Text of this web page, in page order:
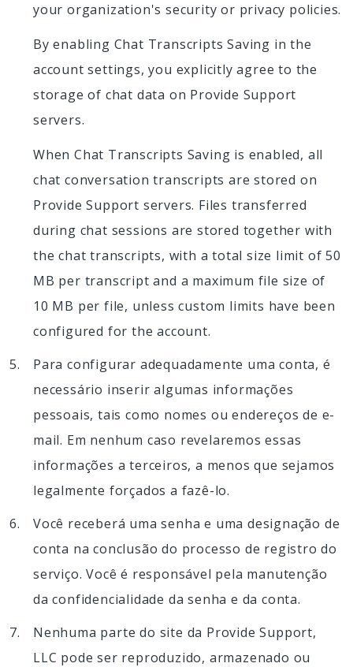
your organization's security or privacy policies.
By enabling Chat Transcripts Saving in the
account settings, you explicitly agree to the
storage of chat data on Provide Support
servers.
When Chat Transcripts Saving is enabled, all
chat conversation transcripts are stored on
Provide Support servers. Files transferred
during chat sessions are stored together with
the chat transcripts, with a total size limit of 50
MB per transcript and a maximum file size of
10 MB per file, unless custom limits have been
configured for the account.
Para configurar adequadamente uma conta, é
necessário inserir algumas informações
pessoais, tais como nomes ou endereços de e-
mail. Em nenhum caso revelaremos essas
informações a terceiros, a menos que sejamos
legalmente forçados a fazê-lo.
Você receberá uma senha e uma designação de
conta na conclusão do processo de registro do
serviço. Você é responsável pela manutenção
da confidencialidade da senha e da conta.
Nenhuma parte do site da Provide Support,
LLC pode ser reproduzido, armazenado ou